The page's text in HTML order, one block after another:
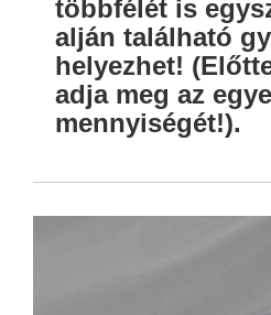
többfélét is
alján található
helyezhet!
adja meg az
mennyiségét!).